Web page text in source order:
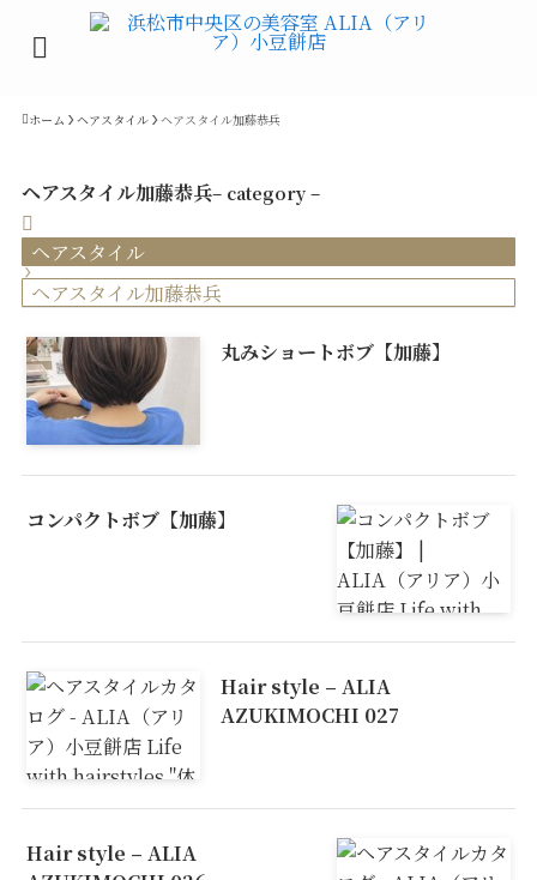
ホーム ヘアスタイル ヘアスタイル加藤恭兵
ヘアスタイル加藤恭兵– category –
ヘアスタイル
ヘアスタイル加藤恭兵
丸みショートボブ【加藤】
コンパクトボブ【加藤】
Hair style – ALIA
AZUKIMOCHI 027
Hair style – ALIA